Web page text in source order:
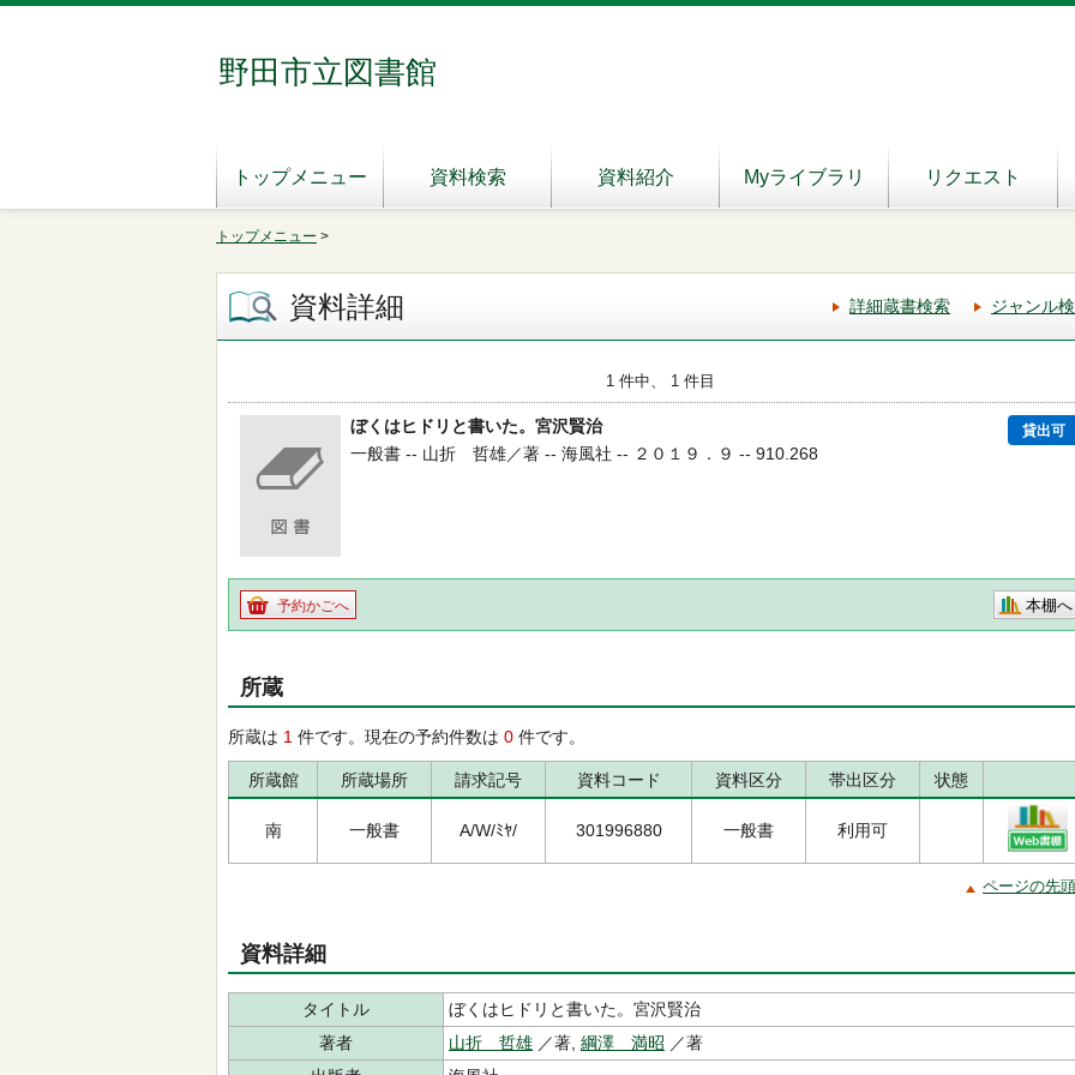
野田市立図書館
トップメニュー 資料検索 資料紹介 Myライブラリ リクエスト
トップメニュー >
資料詳細 詳細蔵書検索 ジャンル
1 件中、 1 件目
ぼくはヒドリと書いた。宮沢賢治 貸出可
一般書 -- 山折 哲雄／著 -- 海風社 -- ２０１９．９ -- 910.268
予約かごへ 本棚へ
所蔵
所蔵は 1 件です。現在の予約件数は 0 件です。
所蔵館 所蔵場所 請求記号 資料コード 資料区分 帯出区分 状態
南 一般書 A/W/ﾐﾔ/ 301996880 一般書 利用可
ページの先
資料詳細
タイトル
ぼくはヒドリと書いた。宮沢賢治
著者
山折 哲雄 ／著, 綱澤 満昭 ／著